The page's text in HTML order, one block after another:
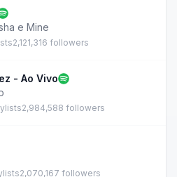
e Mine
2,121,316 followers
- Ao Vivo
2,984,588 followers
2,070,167 followers